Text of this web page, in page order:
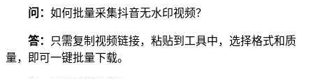
问： 如何批量采集抖音无水印视频？
答：
只需复制视频链接，粘贴到工具中，选择格式和质
量，即可一键批量下载。